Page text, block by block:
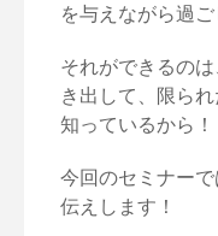
を与えながら過ご
それができるの
き出して、
限ら
知っているから！
今回のセミナー
伝えします！